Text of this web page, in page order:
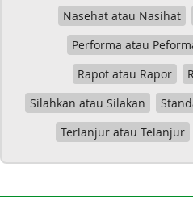
Nasehat atau Nasihat
Performa atau
Rapot atau Rapor
Silahkan atau Silakan
Terlanjur atau Telanjur